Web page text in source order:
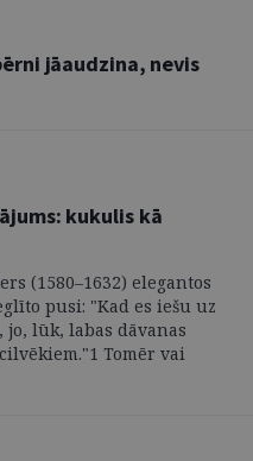
jāaudzina, nevis
kukulis kā
(1580–1632) elegantos
pusi: "Kad es iešu uz
lūk, labas dāvanas
Tomēr vai